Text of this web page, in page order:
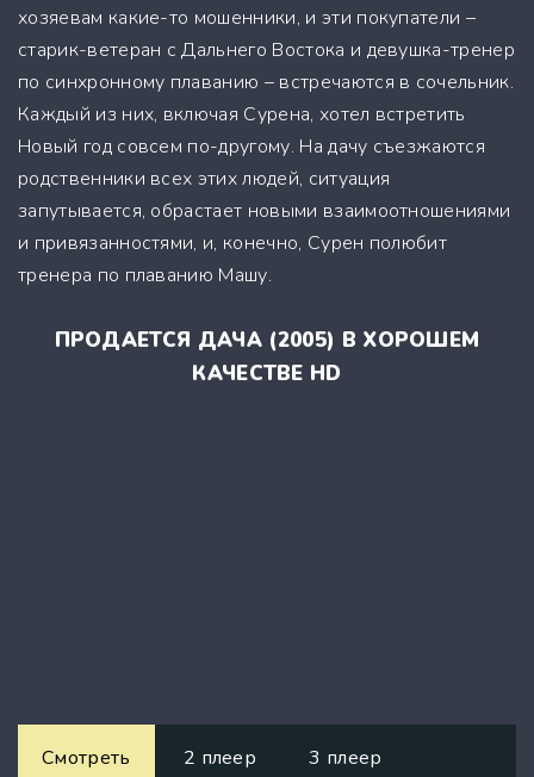
хозяевам какие-то мошенники, и эти покупатели –
старик-ветеран с Дальнего Востока и девушка-тренер
по синхронному плаванию – встречаются в сочельник.
Каждый из них, включая Сурена, хотел встретить
Новый год совсем по-другому. На дачу съезжаются
родственники всех этих людей, ситуация
запутывается, обрастает новыми взаимоотношениями
и привязанностями, и, конечно, Сурен полюбит
тренера по плаванию Машу.
ПРОДАЕТСЯ ДАЧА (2005) В ХОРОШЕМ
КАЧЕСТВЕ HD
Смотреть 2 плеер 3 плеер